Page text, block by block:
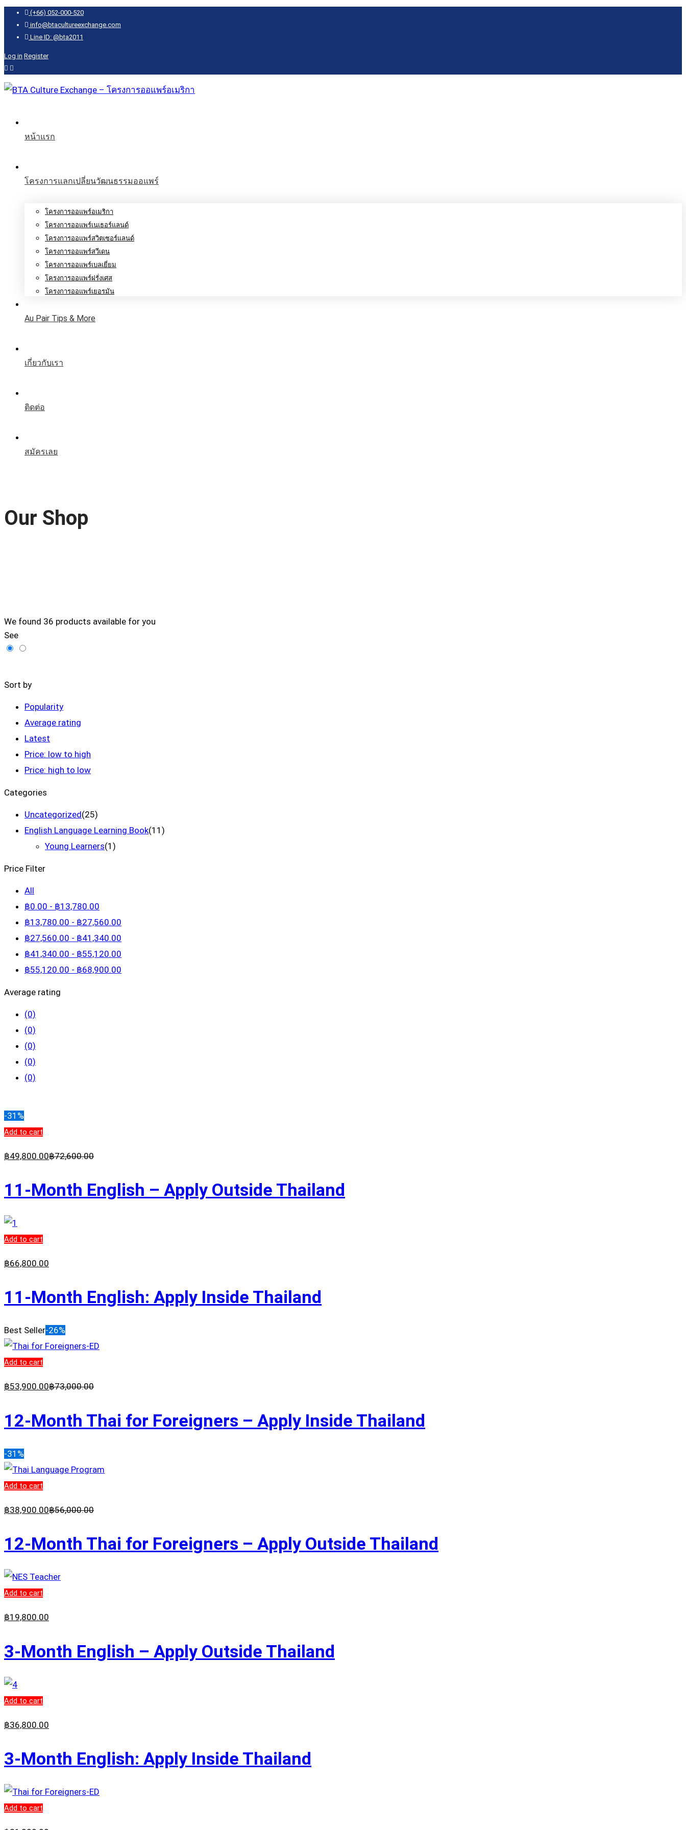
(+66) 052-000-520
info@btacultureexchange.com
Line ID: @bta2011
Log in Register
หน้าแรก
โครงการแลกเปลี่ยนวัฒนธรรมออแพร์
โครงการออแพร์อเมริกา
โครงการออแพร์เนเธอร์แลนด์
โครงการออแพร์สวิตเซอร์แลนด์
โครงการออแพร์สวีเดน
โครงการออแพร์เบลเยี่ยม
โครงการออแพร์ฝรั่งเศส
โครงการออแพร์เยอรมัน
Au Pair Tips & More
เกี่ยวกับเรา
ติดต่อ
สมัครเลย
Our Shop
We found 36 products available for you
See
Sort by
Popularity
Average rating
Latest
Price: low to high
Price: high to low
Categories
Uncategorized(25)
English Language Learning Book(11)
Young Learners(1)
Price Filter
All
฿0.00 - ฿13,780.00
฿13,780.00 - ฿27,560.00
฿27,560.00 - ฿41,340.00
฿41,340.00 - ฿55,120.00
฿55,120.00 - ฿68,900.00
Average rating
(0)
(0)
(0)
(0)
(0)
-31%
Add to cart
฿49,800.00฿72,600.00
11-Month English – Apply Outside Thailand
Add to cart
฿66,800.00
11-Month English: Apply Inside Thailand
Best Seller-26%
Add to cart
฿53,900.00฿73,000.00
12-Month Thai for Foreigners – Apply Inside Thailand
-31%
Add to cart
฿38,900.00฿56,000.00
12-Month Thai for Foreigners – Apply Outside Thailand
Add to cart
฿19,800.00
3-Month English – Apply Outside Thailand
Add to cart
฿36,800.00
3-Month English: Apply Inside Thailand
Add to cart